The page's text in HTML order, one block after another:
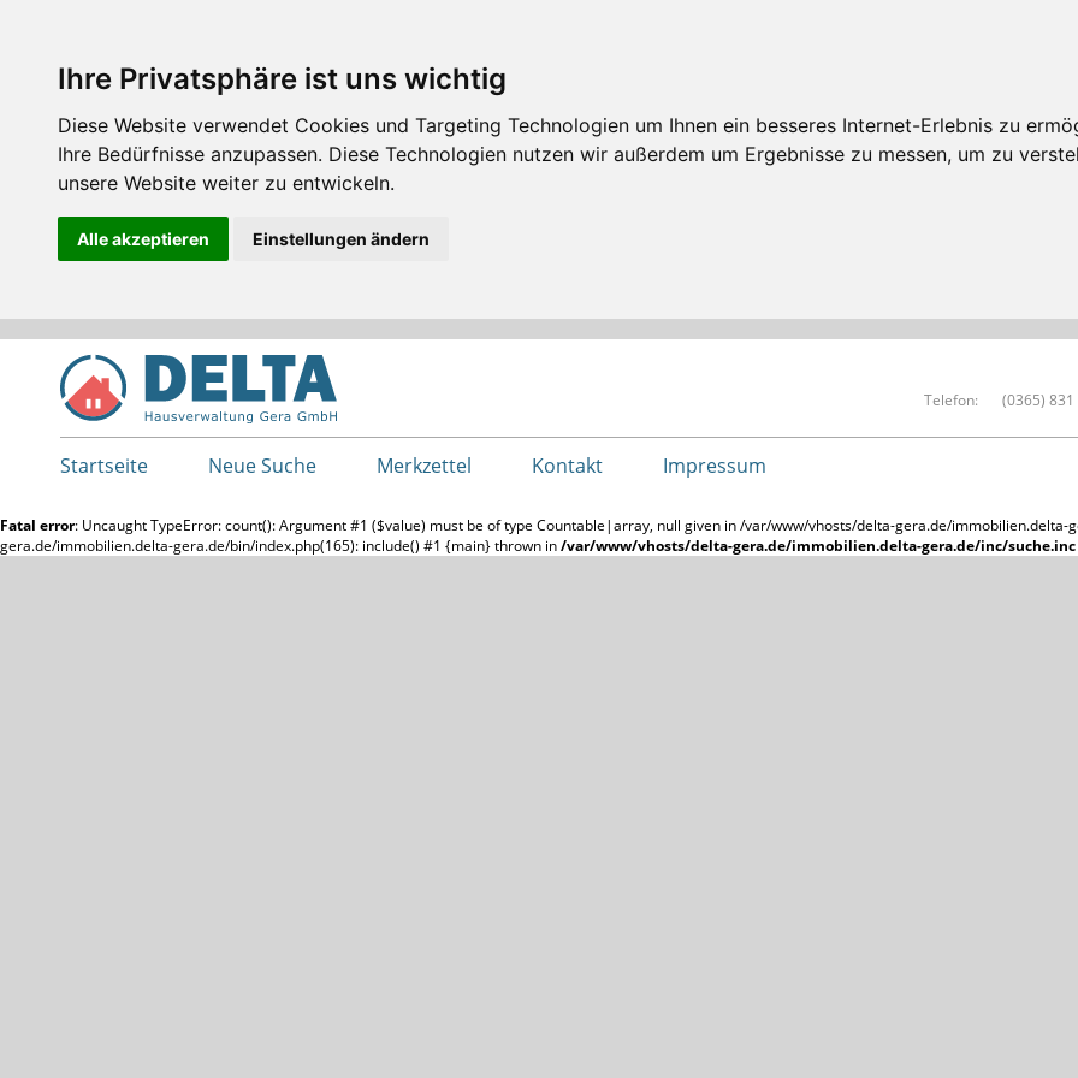
Ihre Privatsphäre ist uns wichtig
Diese Website verwendet Cookies und Targeting Technologien um Ihnen ein besseres Internet-Erlebnis zu
Ihre Bedürfnisse anzupassen. Diese Technologien nutzen wir außerdem um Ergebnisse zu messen, um zu
unsere Website weiter zu entwickeln.
Alle akzeptieren Einstellungen ändern
Telefon: (0365)
Startseite Neue Suche Merkzettel Kontakt Impressum
Fatal error: Uncaught TypeError: count(): Argument #1 ($value) must be of type Countable|array, null given in /var/www/vhosts/delta-gera.de/
gera.de/immobilien.delta-gera.de/bin/index.php(165): include() #1 {main} thrown in/var/www/vhosts/delta-gera.de/immobilien.delta-gera.de/inc/suche.inc